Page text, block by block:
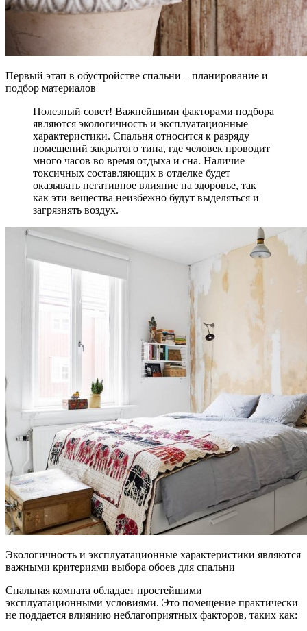
Первый этап в обустройстве спальни – планирование и
подбор материалов
Полезный совет! Важнейшими факторами подбора
являются экологичность и эксплуатационные
характеристики. Спальня относится к разряду
помещений закрытого типа, где человек проводит
много часов во время отдыха и сна. Наличие
токсичных составляющих в отделке будет
оказывать негативное влияние на здоровье, так
как эти вещества неизбежно будут выделяться и
загрязнять воздух.
Экологичность и эксплуатационные характеристики являются
важными критериями выбора обоев для спальни
Спальная комната обладает простейшими
эксплуатационными условиями. Это помещение практически
не поддается влиянию неблагоприятных факторов, таких как: